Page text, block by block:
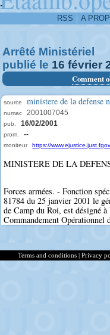
-
RSS A
Arrêté Ministériel
publié le 16 février
Comment
source ministere de la defense
numac 2001007045
pub. 16/02/2001
prom. --
moniteur https://
MINISTERE DE LA
Forces armées. - Fonction
81784 du 25 janvier 2001 le
de Camp du Roi, est désigné
Commandement Opérationnel
Terms and conditions | Privacy